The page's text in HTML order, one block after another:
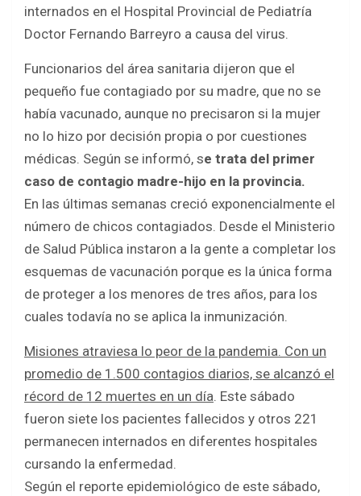
internados en el Hospital Provincial de Pediatría
Doctor Fernando Barreyro a causa del virus.
Funcionarios del área sanitaria dijeron que el
pequeño fue contagiado por su madre, que no se
había vacunado, aunque no precisaron si la mujer
no lo hizo por decisión propia o por cuestiones
médicas. Según se informó, se trata del primer
caso de contagio madre-hijo en la provincia.
En las últimas semanas creció exponencialmente el
número de chicos contagiados. Desde el Ministerio
de Salud Pública instaron a la gente a completar los
esquemas de vacunación porque es la única forma
de proteger a los menores de tres años, para los
cuales todavía no se aplica la inmunización.
Misiones atraviesa lo peor de la pandemia. Con un
promedio de 1.500 contagios diarios, se alcanzó el
récord de 12 muertes en un día. Este sábado
fueron siete los pacientes fallecidos y otros 221
permanecen internados en diferentes hospitales
cursando la enfermedad.
Según el reporte epidemiológico de este sábado,